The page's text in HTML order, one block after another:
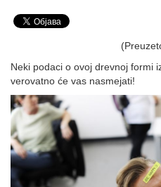
Neki podaci o ovoj drevnoj formi
verovatno će vas nasmejati!